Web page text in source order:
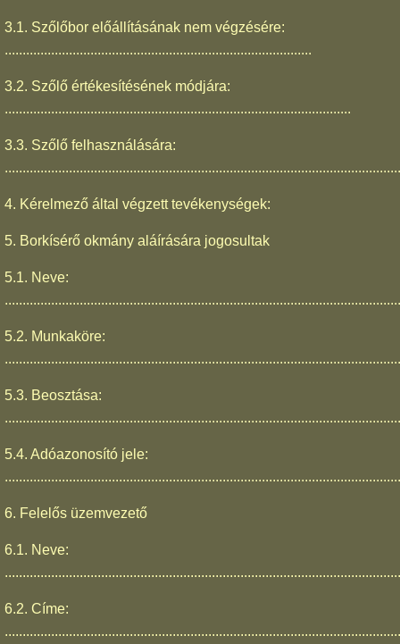
3.1. Szőlőbor előállításának nem végzésére:
......................................................................................
3.2. Szőlő értékesítésének módjára:
.................................................................................................
3.3. Szőlő felhasználására:
4. Kérelmező által végzett tevékenységek:
5. Borkísérő okmány aláírására jogosultak
5.1. Neve:
5.2. Munkaköre:
5.3. Beosztása:
5.4. Adóazonosító jele:
6. Felelős üzemvezető
6.1. Neve:
6.2. Címe: